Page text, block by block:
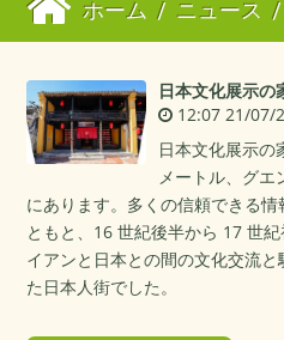
ホーム / ニュース /
日本文化展示の
12:07 21/07/
日本文化展示の
メートル、グエ
にあります。多くの信頼できる
ともと、16 世紀後半から 17 世
イアンと日本との間の文化交流
た日本人街でした。